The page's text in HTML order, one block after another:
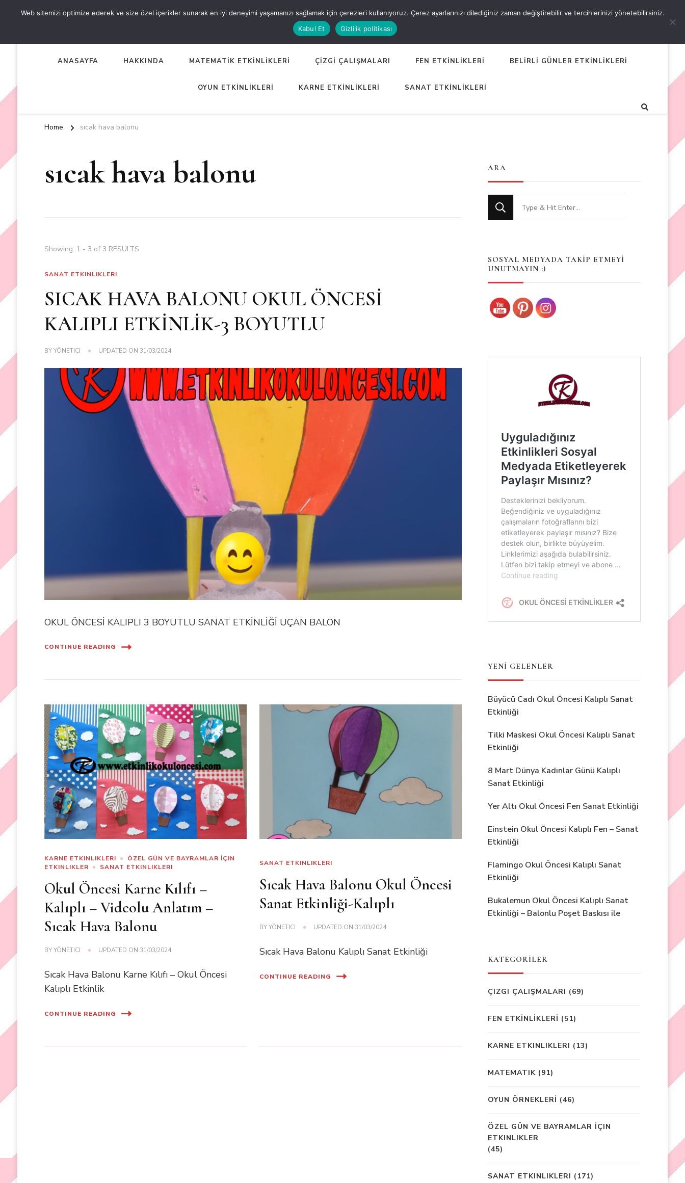
OKUL ÖNCESİ ETKİNLİKLER
ANASAYFA HAKKINDA MATEMATİK ETKİNLİKLERİ ÇİZGİ ÇALIŞMALARI FEN ETKİNLİKLERİ BELİRLİ GÜNLER ETKİNLİKLERİ
OYUN ETKİNLİKLERİ KARNE ETKİNLİKLERİ SANAT ETKİNLİKLERİ
Home sıcak hava balonu
sıcak hava balonu
Showing: 1 - 3 of 3 RESULTS
SANAT ETKINLIKLERI
SICAK HAVA BALONU OKUL ÖNCESİ
KALIPLI ETKİNLİK-3 BOYUTLU
BYYÖNETICI UPDATED ON 31/03/2024
OKUL ÖNCESİ KALIPLI 3 BOYUTLU SANAT ETKİNLİĞİ UÇAN BALON
CONTINUE READING
KARNE ETKINLIKLERI
ÖZEL GÜN VE BAYRAMLAR İÇIN
ETKINLIKLER
SANAT ETKINLIKLERI
Okul Öncesi Karne Kılıfı –
Kalıplı – Videolu Anlatım –
Sıcak Hava Balonu
BYYÖNETICI UPDATED ON 31/03/2024
Sıcak Hava Balonu Karne Kılıfı – Okul Öncesi
Kalıplı Etkinlik
CONTINUE READING
SANAT ETKINLIKLERI
Sıcak Hava Balonu Okul Öncesi
Sanat Etkinliği-Kalıplı
BYYÖNETICI UPDATED ON 31/03/2024
Sıcak Hava Balonu Kalıplı Sanat Etkinliği
CONTINUE READING
ARA
Looking
for
SOSYAL MEDYADA TAKİP ETMEYİ
UNUTMAYIN :)
YENİ GELENLER
Büyücü Cadı Okul Öncesi Kalıplı Sanat
Etkinliği
Tilki Maskesi Okul Öncesi Kalıplı Sanat
Etkinliği
8 Mart Dünya Kadınlar Günü Kalıplı
Sanat Etkinliği
Yer Altı Okul Öncesi Fen Sanat Etkinliği
Einstein Okul Öncesi Kalıplı Fen – Sanat
Etkinliği
Flamingo Okul Öncesi Kalıplı Sanat
Etkinliği
Bukalemun Okul Öncesi Kalıplı Sanat
Etkinliği – Balonlu Poşet Baskısı ile
KATEGORİLER
ÇIZGI ÇALIŞMALARI (69)
FEN ETKİNLİKLERİ (51)
KARNE ETKINLIKLERI (13)
MATEMATIK(91)
OYUN ÖRNEKLERİ (46)
ÖZEL GÜN VE BAYRAMLAR İÇIN
ETKINLIKLER
(45)
SANAT ETKINLIKLERI (171)
Web sitemizi optimize ederek ve size özel içerikler sunarak en iyi deneyimi yaşamanızı sağlamak için çerezleri kullanıyoruz. Çerez ayarlarınızı dilediğiniz zaman değiştirebilir ve tercihlerinizi yönetebilirsiniz.
Kabul Et
Gizlilik politikası